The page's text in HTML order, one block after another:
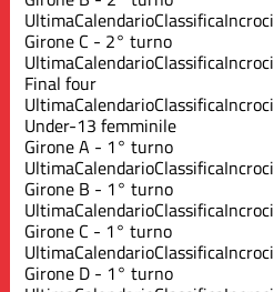
UltimaCalendarioClassificaIncroci
Girone C - 2° turno
UltimaCalendarioClassificaIncroci
Final four
UltimaCalendarioClassificaIncroci
Under-13 femminile
Girone A - 1° turno
UltimaCalendarioClassificaIncroci
Girone B - 1° turno
UltimaCalendarioClassificaIncroci
Girone C - 1° turno
UltimaCalendarioClassificaIncroci
Girone D - 1° turno